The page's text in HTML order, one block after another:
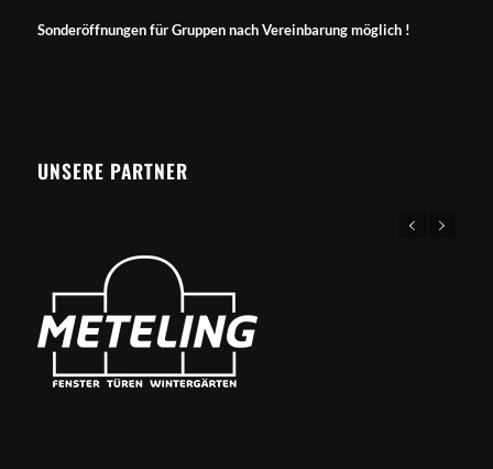
Sonderöffnungen für Gruppen nach Vereinbarung möglich !
UNSERE PARTNER